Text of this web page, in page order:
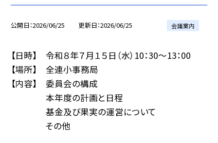
公開日 2026/06/25 更新日 2026/06/25 会議案内
【日時】 令和８年７月１５日（水）10：30〜13：00
【場所】 全連小事務局
【内容】 委員会の構成
本年度の計画と日程
基金及び果実の運営について
その他